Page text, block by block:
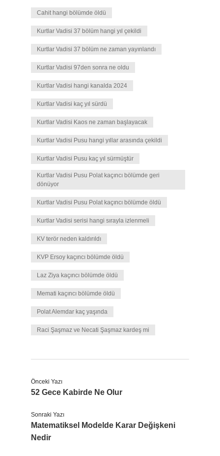
Cahit hangi bölümde öldü
Kurtlar Vadisi 37 bölüm hangi yıl çekildi
Kurtlar Vadisi 37 bölüm ne zaman yayınlandı
Kurtlar Vadisi 97den sonra ne oldu
Kurtlar Vadisi hangi kanalda 2024
Kurtlar Vadisi kaç yıl sürdü
Kurtlar Vadisi Kaos ne zaman başlayacak
Kurtlar Vadisi Pusu hangi yıllar arasında çekildi
Kurtlar Vadisi Pusu kaç yıl sürmüştür
Kurtlar Vadisi Pusu Polat kaçıncı bölümde geri
dönüyor
Kurtlar Vadisi Pusu Polat kaçıncı bölümde öldü
Kurtlar Vadisi serisi hangi sırayla izlenmeli
KV terör neden kaldırıldı
KVP Ersoy kaçıncı bölümde öldü
Laz Ziya kaçıncı bölümde öldü
Memati kaçıncı bölümde öldü
Polat Alemdar kaç yaşında
Raci Şaşmaz ve Necati Şaşmaz kardeş mi
Önceki Yazı
52 Gece Kabirde Ne Olur
Sonraki Yazı
Matematiksel Modelde Karar Değişkeni
Nedir